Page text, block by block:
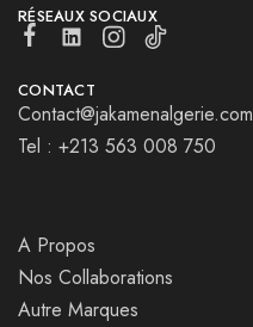
RÉSEAUX SOCIAUX
CONTACT
Contact@jakamenalgerie.com
Tel : +213 563 008 750
A Propos
Nos Collaborations
Autre Marques